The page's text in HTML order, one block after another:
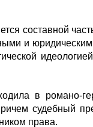
составной
и
в романо-
судебный
права.